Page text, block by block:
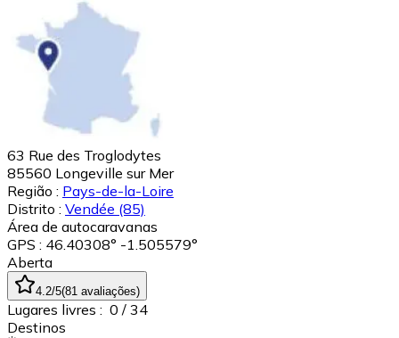
63 Rue des Troglodytes
85560 Longeville sur Mer
Região : Pays-de-la-Loire
Distrito : Vendée (85)
Área de autocaravanas
GPS : 46.40308° -1.505579°
Aberta
4.2/5(81 avaliações)
Lugares livres : 0 / 34
Destinos